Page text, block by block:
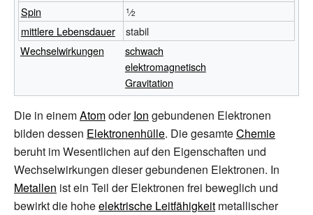
Spin 1⁄2
mittlere Lebensdauer
stabil
Wechselwirkungen
schwach
elektromagnetisch
Gravitation
Die in einemAtomoderIon gebundenen Elektronen
bilden dessen Elektronenhülle. Die gesamteChemie
beruht im Wesentlichen auf den Eigenschaften und
Wechselwirkungen dieser gebundenen Elektronen. In
Metallen ist ein Teil der Elektronen frei beweglich und
bewirkt die hoheelektrische Leitfähigkeit metallischer